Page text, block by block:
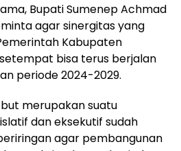
Bupati Sumenep Achmad
agar sinergitas yang
Kabupaten
setempat bisa terus berjalan
periode 2024-2029.
merupakan suatu
dan eksekutif sudah
agar pembangunan